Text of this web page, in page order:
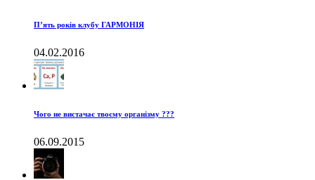
П’ять років клубу ГАРМОНІЯ
04.02.2016
Чого не вистачає твоєму організму ???
06.09.2015